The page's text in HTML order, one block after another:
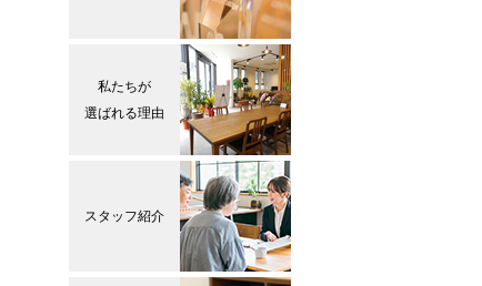
私たちが
選ばれる理由
スタッフ紹介